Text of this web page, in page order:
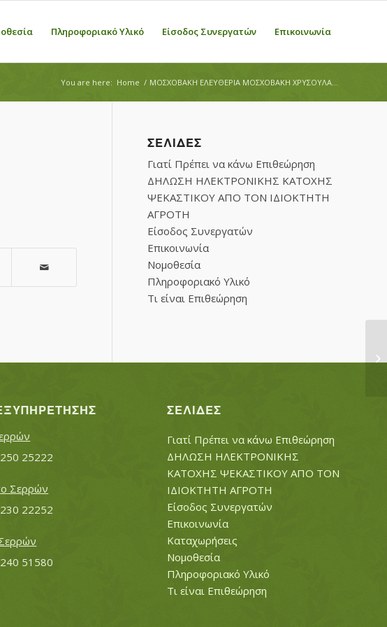
Πληροφοριακό Υλικό Είσοδος Συνεργατών Επικοινωνία
You are here: Home / ΜΟΣΧΟΒΑΚΗ ΕΛΕΥΘΕΡΙΑ ΜΟΣΧΟΒΑΚΗ ΧΡΥΣΟΥΛΑ...
ΣΕΛΊΔΕΣ
Γιατί Πρέπει να κάνω Επιθεώρηση
ΔΗΛΩΣΗ ΗΛΕΚΤΡΟΝΙΚΗΣ ΚΑΤΟΧΗΣ
ΨΕΚΑΣΤΙΚΟΥ ΑΠΟ ΤΟΝ ΙΔΙΟΚΤΗΤΗ
ΑΓΡΟΤΗ
Είσοδος Συνεργατών
Επικοινωνία
Νομοθεσία
Πληροφοριακό Υλικό
Τι είναι Επιθεώρηση
23250 25222
Σερρών
23230 22252
23240 51580
ΣΕΛΊΔΕΣ
Γιατί Πρέπει να κάνω Επιθεώρηση
ΔΗΛΩΣΗ ΗΛΕΚΤΡΟΝΙΚΗΣ
ΚΑΤΟΧΗΣ ΨΕΚΑΣΤΙΚΟΥ ΑΠΟ ΤΟΝ
ΙΔΙΟΚΤΗΤΗ ΑΓΡΟΤΗ
Είσοδος Συνεργατών
Επικοινωνία
Καταχωρήσεις
Νομοθεσία
Πληροφοριακό Υλικό
Τι είναι Επιθεώρηση